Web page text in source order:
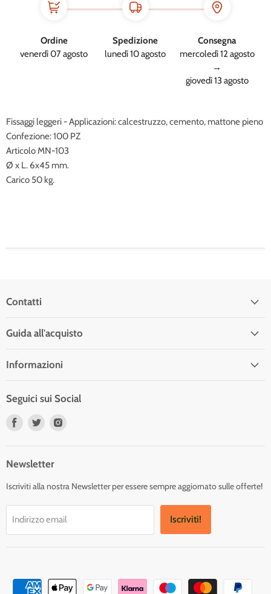
Ordine
venerdì 07 agosto
Spedizione
lunedì 10 agosto
Consegna
mercoledì 12 agosto
→
giovedì 13 agosto
Fissaggi leggeri - Applicazioni: calcestruzzo, cemento, mattone pieno
Confezione: 100 PZ
Articolo MN-103
Ø x L. 6x45 mm.
Carico 50 kg.
Contatti
Guida all'acquisto
Informazioni
Seguici sui Social
Trovaci
Trovaci
Newsletter
Iscriviti alla nostra Newsletter per essere sempre aggiornato sulle offerte!
Indirizzo email Iscriviti!